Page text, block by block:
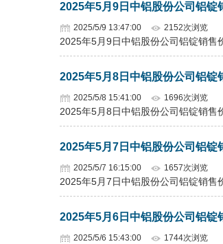
2025年5月9日中铝股份公司铝锭
2025/5/9 13:47:00 2152次浏览
2025年5月9日中铝股份公司铝锭销售
2025年5月8日中铝股份公司铝锭
2025/5/8 15:41:00 1696次浏览
2025年5月8日中铝股份公司铝锭销售
2025年5月7日中铝股份公司铝锭
2025/5/7 16:15:00 1657次浏览
2025年5月7日中铝股份公司铝锭销售
2025年5月6日中铝股份公司铝锭
2025/5/6 15:43:00 1744次浏览